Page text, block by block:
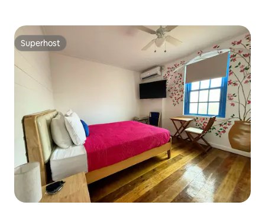
Superhost
Superhost